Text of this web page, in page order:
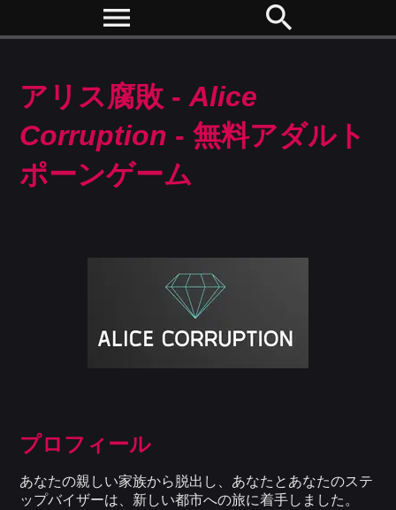
menu search
アリス腐敗 -Alice
Corruption - 無料アダルト
ポーンゲーム
プロフィール
あなたの親しい家族から脱出し、あなたとあなたのステ
ップバイザーは、新しい都市への旅に着手しました。